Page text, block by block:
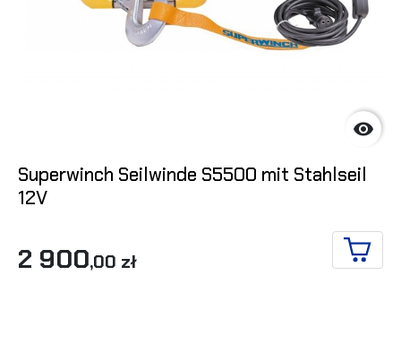

Superwinch Seilwinde S5500 mit Stahlseil
12V
2 900,00 zł IN